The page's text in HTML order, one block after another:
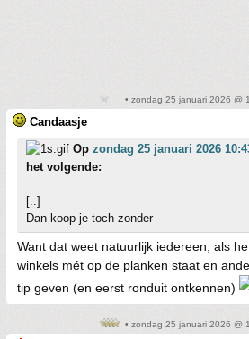
• zondag 25 januari 2026 @
Candaasje
Op zondag 25 januari 2026
het volgende:
[..]
Dan koop je toch zonder
Want dat weet natuurlijk iedereen, als
winkels mét op de planken staat en
tip geven (en eerst ronduit ontkennen)
• zondag 25 januari 2026 @